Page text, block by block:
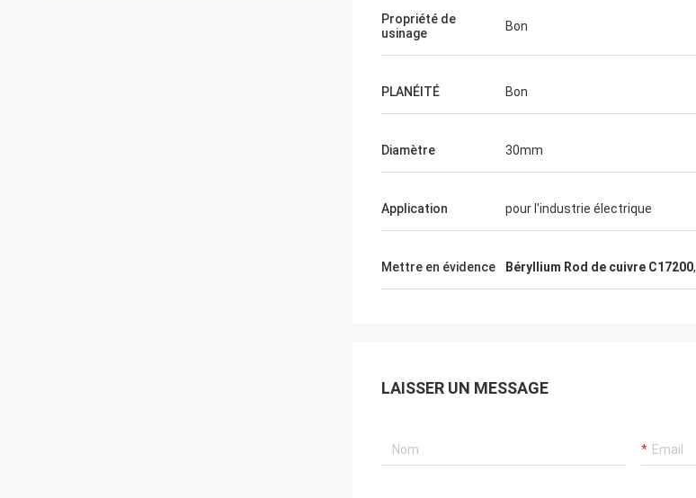
Propriété de
usinage
Bon
PLANÉITÉ Bon
Diamètre 30mm
Application pour l'industrie électrique
Mettre en évidence Béryllium Rod de cuivre C17200,
LAISSER UN MESSAGE